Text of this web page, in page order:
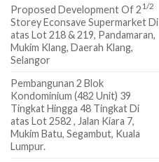
Proposed Development Of 21/2
Storey Econsave Supermarket Di
atas Lot 218 & 219, Pandamaran,
Mukim Klang, Daerah Klang,
Selangor
Pembangunan 2 Blok
Kondominium (482 Unit) 39
Tingkat Hingga 48 Tingkat Di
atas Lot 2582 , Jalan Kiara 7,
Mukim Batu, Segambut, Kuala
Lumpur.